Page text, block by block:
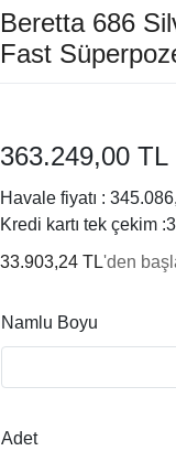
Beretta 686
Fast
363.249,00 TL
Havale fiyatı :
Kredi kartı tek çekim :
33.903,24 TL'den
Namlu Boyu
Adet